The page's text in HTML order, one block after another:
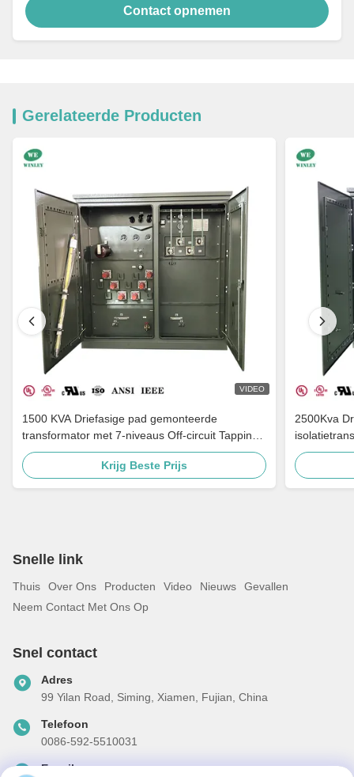
Contact opnemen
Gerelateerde Producten
VIDEO
1500 KVA Driefasige pad gemonteerde
transformator met 7-niveaus Off-circuit Tapping
Multi-Voltage Adaptatie en Grounding Porselein
Bushing
Krijg Beste Prijs
2500Kva
480V naar
Snelle link
Thuis Over Ons Producten Video Nieuws
Gevallen
Neem Contact Met Ons Op
Snel contact
Adres
99 Yilan Road, Siming, Xiamen, Fujian, China
Telefoon
0086-592-5510031
E-mail